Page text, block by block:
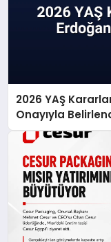
2026 YAŞ
Onayıyla